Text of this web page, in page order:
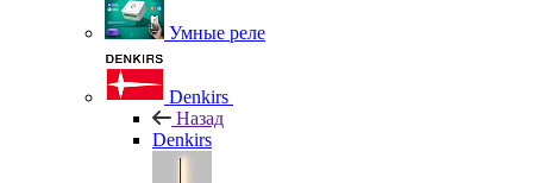
Умные реле
Denkirs
Назад
Denkirs